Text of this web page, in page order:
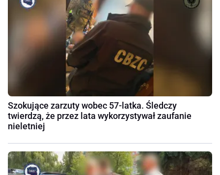
Szokujące zarzuty wobec 57-latka. Śledczy
twierdzą, że przez lata wykorzystywał zaufanie
nieletniej